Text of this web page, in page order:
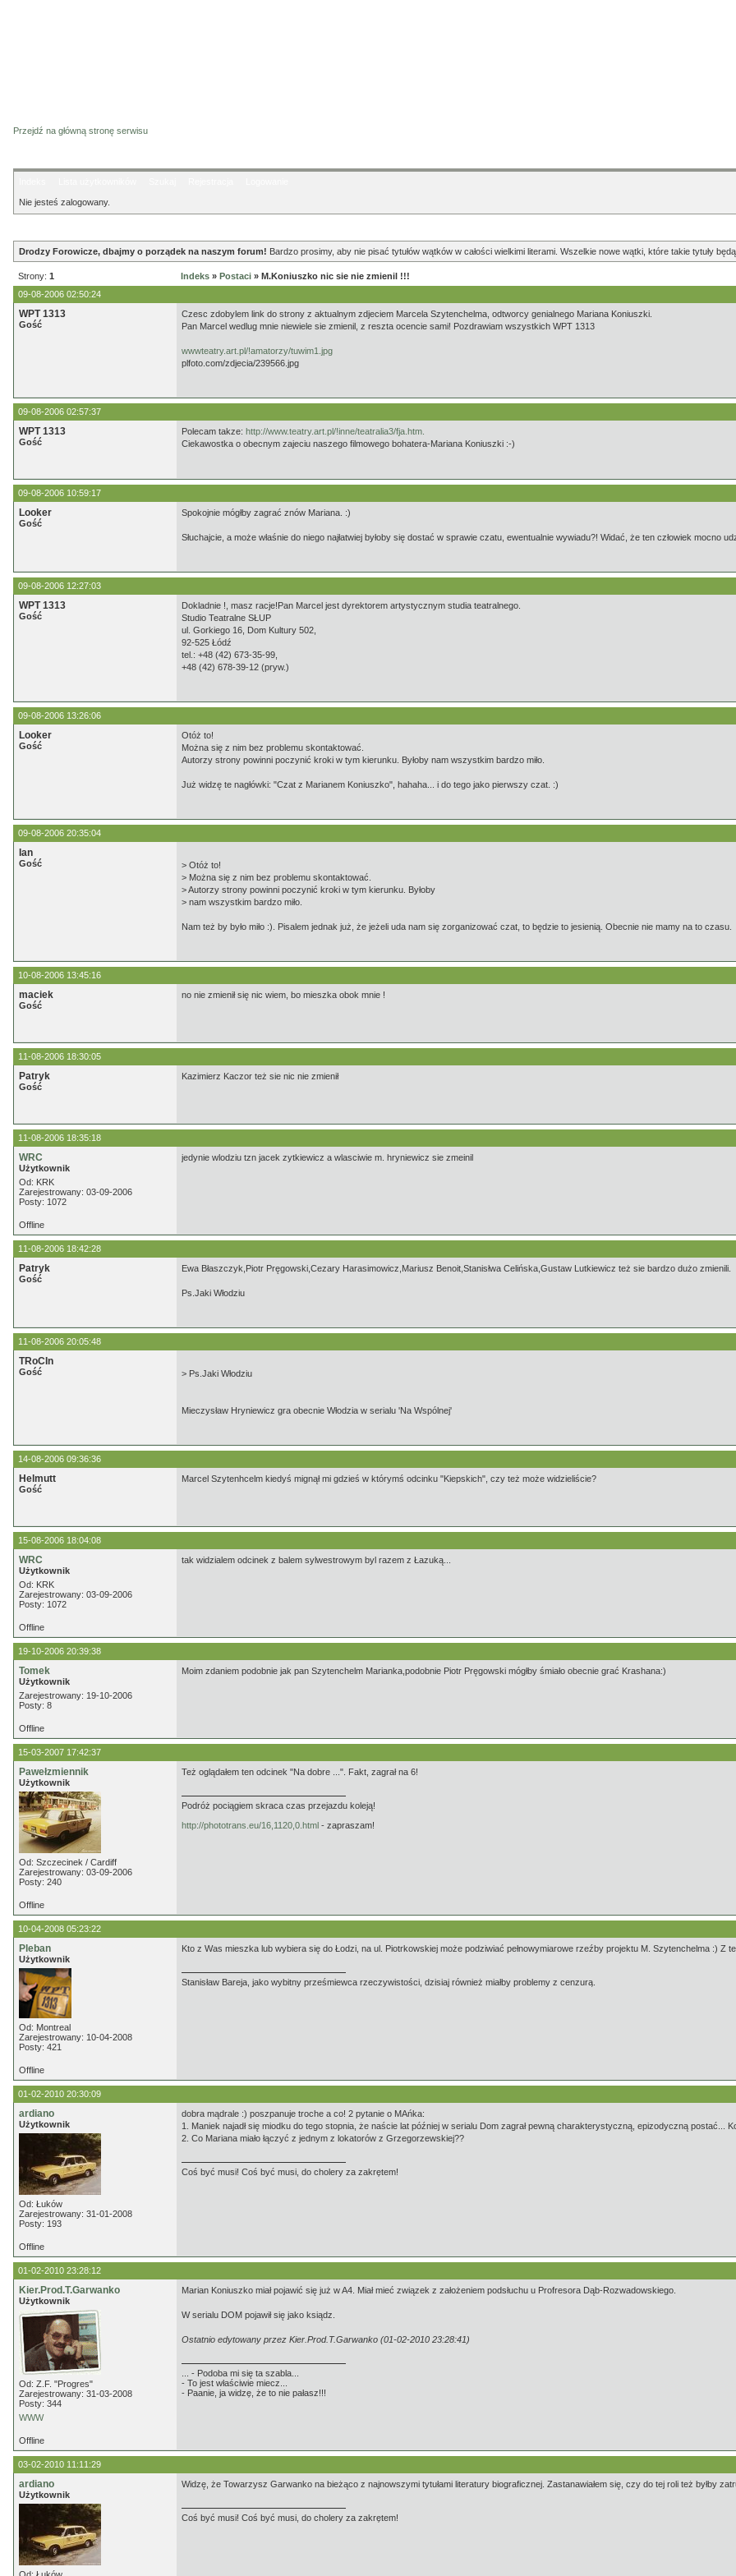
Przejdź na główną stronę serwisu
Nie jesteś zalogowany.
Drodzy Forowicze, dbajmy o porządek na naszym forum! Bardzo prosimy, aby nie pisać tytułów wątków w całości wielkimi literami. Wszelkie nowe wątki, które takie tytuły
Strony: 1 Indeks » Postaci » M.Koniuszko nic sie nie zmienil !!!
09-08-2006 02:50:24
WPT 1313
Gość
Czesc zdobylem link do strony z aktualnym zdjeciem Marcela Szytenchelma, odtworcy genialnego Mariana Koniuszki.
Pan Marcel wedlug mnie niewiele sie zmienil, z reszta ocencie sami! Pozdrawiam wszystkich WPT 1313
wwwteatry.art.pl/!amatorzy/tuwim1.jpg
plfoto.com/zdjecia/239566.jpg
09-08-2006 02:57:37
WPT 1313
Gość
Polecam takze: http://www.teatry.art.pl/!inne/teatralia3/fja.htm.
Ciekawostka o obecnym zajeciu naszego filmowego bohatera-Mariana Koniuszki :-)
09-08-2006 10:59:17
Looker
Gość
Spokojnie mógłby zagrać znów Mariana. :)
Słuchajcie, a może właśnie do niego najłatwiej byłoby się dostać w sprawie czatu, ewentualnie wywiadu?! Widać, że ten człowiek mocno
09-08-2006 12:27:03
WPT 1313
Gość
Dokladnie !, masz racje!Pan Marcel jest dyrektorem artystycznym studia teatralnego.
Studio Teatralne SŁUP
ul. Gorkiego 16, Dom Kultury 502,
92-525 Łódź
tel.: +48 (42) 673-35-99,
+48 (42) 678-39-12 (pryw.)
09-08-2006 13:26:06
Looker
Gość
Otóż to!
Można się z nim bez problemu skontaktować.
Autorzy strony powinni poczynić kroki w tym kierunku. Byłoby nam wszystkim bardzo miło.
Już widzę te nagłówki: "Czat z Marianem Koniuszko", hahaha... i do tego jako pierwszy czat. :)
09-08-2006 20:35:04
Ian
Gość
> Otóż to!
> Można się z nim bez problemu skontaktować.
> Autorzy strony powinni poczynić kroki w tym kierunku. Byłoby
> nam wszystkim bardzo miło.
Nam też by było miło :). Pisalem jednak już, że jeżeli uda nam się zorganizować czat, to będzie to jesienią. Obecnie nie mamy na to czasu.
10-08-2006 13:45:16
maciek
Gość
no nie zmienił się nic wiem, bo mieszka obok mnie !
11-08-2006 18:30:05
Patryk
Gość
Kazimierz Kaczor też sie nic nie zmienił
11-08-2006 18:35:18
WRC
Użytkownik
Od: KRK
Zarejestrowany: 03-09-2006
Posty: 1072
jedynie wlodziu tzn jacek zytkiewicz a wlasciwie m. hryniewicz sie zmeinil
Offline
11-08-2006 18:42:28
Patryk
Gość
Ewa Błaszczyk,Piotr Pręgowski,Cezary Harasimowicz,Mariusz Benoit,Stanisłwa Celińska,Gustaw Lutkiewicz też sie bardzo dużo zmienili.
Ps.Jaki Włodziu
11-08-2006 20:05:48
TRoCIn
Gość > Ps.Jaki Włodziu
Mieczysław Hryniewicz gra obecnie Włodzia w serialu 'Na Wspólnej'
14-08-2006 09:36:36
Helmutt
Gość
Marcel Szytenhcelm kiedyś mignął mi gdzieś w którymś odcinku "Kiepskich", czy też może widzieliście?
15-08-2006 18:04:08
WRC
Użytkownik
Od: KRK
Zarejestrowany: 03-09-2006
Posty: 1072
tak widzialem odcinek z balem sylwestrowym byl razem z Łazuką...
Offline
19-10-2006 20:39:38
Tomek
Użytkownik
Zarejestrowany: 19-10-2006
Posty: 8
Moim zdaniem podobnie jak pan Szytenchelm Marianka,podobnie Piotr Pręgowski mógłby śmiało obecnie grać Krashana:)
Offline
15-03-2007 17:42:37
Pawełzmiennik
Użytkownik
Od: Szczecinek / Cardiff
Zarejestrowany: 03-09-2006
Posty: 240
Też oglądałem ten odcinek "Na dobre ...". Fakt, zagrał na 6!
Podróż pociągiem skraca czas przejazdu koleją!
http://phototrans.eu/16,1120,0.html - zapraszam!
Offline
10-04-2008 05:23:22
Pleban
Użytkownik
Od: Montreal
Zarejestrowany: 10-04-2008
Posty: 421
Kto z Was mieszka lub wybiera się do Łodzi, na ul. Piotrkowskiej może podziwiać pełnowymiarowe rzeźby projektu M. Szytenchelma :) Z
Stanisław Bareja, jako wybitny prześmiewca rzeczywistości, dzisiaj również miałby problemy z cenzurą.
Offline
01-02-2010 20:30:09
ardiano
Użytkownik
Od: Łuków
Zarejestrowany: 31-01-2008
Posty: 193
dobra mądrale :) poszpanuje troche a co! 2 pytanie o MAńka:
1. Maniek najadł się miodku do tego stopnia, że naście lat później w serialu Dom zagrał pewną charakterystyczną, epizodyczną postać...
2. Co Mariana miało łączyć z jednym z lokatorów z Grzegorzewskiej??
Coś być musi! Coś być musi, do cholery za zakrętem!
Offline
01-02-2010 23:28:12
Kier.Prod.T.Garwanko
Użytkownik
Od: Z.F. "Progres"
Zarejestrowany: 31-03-2008
Posty: 344
WWW
Marian Koniuszko miał pojawić się już w A4. Miał mieć związek z założeniem podsłuchu u Profresora Dąb-Rozwadowskiego.
W serialu DOM pojawił się jako ksiądz.
Ostatnio edytowany przez Kier.Prod.T.Garwanko (01-02-2010 23:28:41)
... - Podoba mi się ta szabla...
- To jest właściwie miecz...
- Paanie, ja widzę, że to nie pałasz!!!
Offline
03-02-2010 11:11:29
ardiano
Użytkownik
Widzę, że Towarzysz Garwanko na bieżąco z najnowszymi tytułami literatury biograficznej. Zastanawiałem się, czy do tej roli też byłby
Coś być musi! Coś być musi, do cholery za zakrętem!